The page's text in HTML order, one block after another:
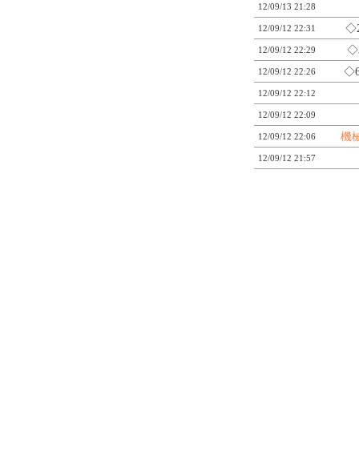
12/09/13 21:28
12/09/12 22:31
12/09/12 22:29
12/09/12 22:26
12/09/12 22:12
12/09/12 22:09
12/09/12 22:06 機
12/09/12 21:57